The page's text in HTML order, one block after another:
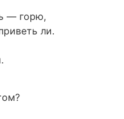
— горю,
ли.